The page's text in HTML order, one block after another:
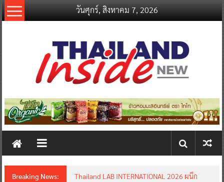
Skip
to
วันศุกร์, สิงหาคม 7, 2026
thailandinsidenew.com
Thailand
New
Breaking News:
Thailand LAB INTERNATIONAL 2026 ผนึก